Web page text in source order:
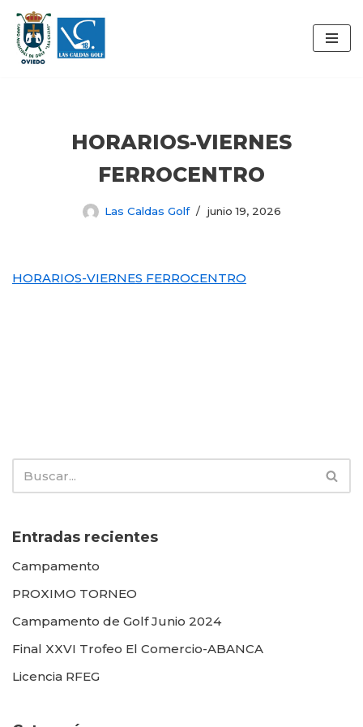
Saltar
al
HORARIOS-VIERNES
FERROCENTRO
Las Caldas Golf junio 19, 2026
HORARIOS-VIERNES FERROCENTRO
Entradas recientes
Campamento
PROXIMO TORNEO
Campamento de Golf Junio 2024
Final XXVI Trofeo El Comercio-ABANCA
Licencia RFEG